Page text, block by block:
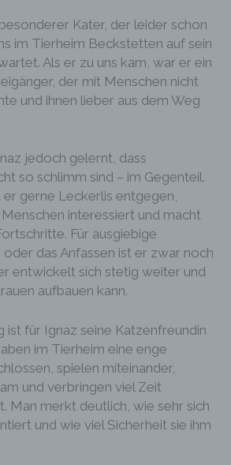
Kater, der leider schon
im Tierheim Beckstetten auf sein
Als er zu uns kam, war er ein
der mit Menschen nicht
und ihnen lieber aus dem Weg
jedoch gelernt, dass
so schlimm sind – im Gegenteil.
er gerne Leckerlis entgegen,
interessiert und macht
Für ausgiebige
das Anfassen ist er zwar noch
entwickelt sich stetig weiter und
aufbauen kann.
ist für Ignaz seine Katzenfreundin
im Tierheim eine enge
spielen miteinander,
und verbringen viel Zeit
Man merkt deutlich, wie sehr sich
und wie viel Sicherheit sie ihm
dieser allgemeinen Daten und
wird keine Rückschlüsse auf
Diese Informationen werden
um (1) die Inhalte unserer
auszuliefern, (2) die Inhalte
unserer
Systeme und der
Internetseite zu gewährleisten
im Falle
die zur Strafverfolgung
bereitzustellen. Diese
Daten und Informationen
daher einerseits statistisch und
ausgewertet, den Datenschutz
letztlich ein optimales
die von uns verarbeiteten
Daten sicherzustellen. Die
der Server-Logfiles werden
durch eine betroffene Person
Daten
unserer Internetseite